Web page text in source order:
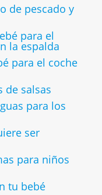
de pescado y
para el
la espalda
para el coche
de salsas
para los
ser
para niños
tu bebé